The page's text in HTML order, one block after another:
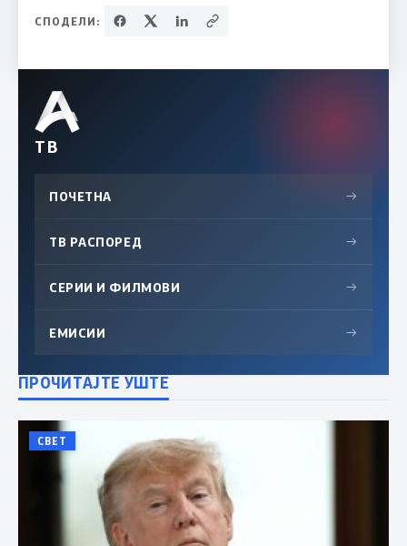
СПОДЕЛИ:
ТВ
ПОЧЕТНА →
ТВ РАСПОРЕД →
СЕРИИ И ФИЛМОВИ →
ЕМИСИИ →
ПРОЧИТАЈТЕ УШТЕ
СВЕТ